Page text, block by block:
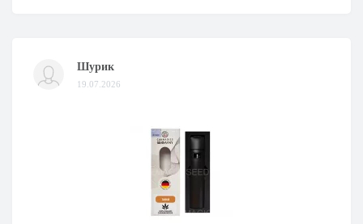
Шурик
19.07.2026